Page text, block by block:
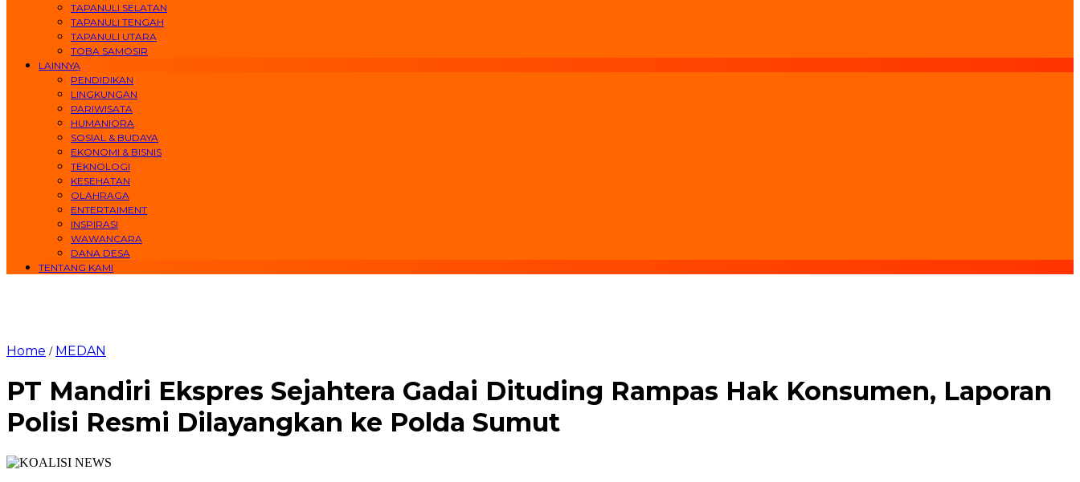
TAPANULI SELATAN
TAPANULI TENGAH
TAPANULI UTARA
TOBA SAMOSIR
LAINNYA
PENDIDIKAN
LINGKUNGAN
PARIWISATA
HUMANIORA
SOSIAL & BUDAYA
EKONOMI & BISNIS
TEKNOLOGI
KESEHATAN
OLAHRAGA
ENTERTAIMENT
INSPIRASI
WAWANCARA
DANA DESA
TENTANG KAMI
Home / MEDAN
PT Mandiri Ekspres Sejahtera Gadai Dituding Rampas Hak Konsumen, Laporan
Polisi Resmi Dilayangkan ke Polda Sumut